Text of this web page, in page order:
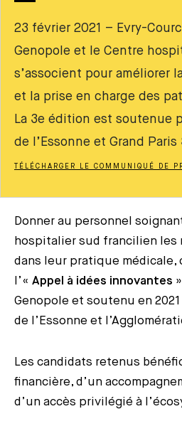
23 février 2021 – Evry-
Genopole et le Centre
s’associent pour améliorer
et la prise en charge des
La 3e édition est soutenue
de l’Essonne et Grand Paris
TÉLÉCHARGER LE COMMUNIQUÉ DE
Donner au personnel
hospitalier sud francilien les
dans leur pratique médicale,
l’« Appel à idées innovantes
Genopole et soutenu en
de l’Essonne et
Les candidats retenus
financière, d’un
d’un accès privilégié à